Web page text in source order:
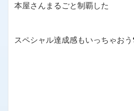
本屋さんまるごと制覇した
スペシャル達成感もいっちゃお